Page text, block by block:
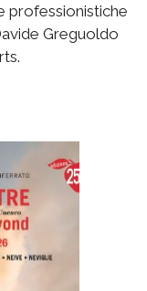
professionistiche
Greguoldo